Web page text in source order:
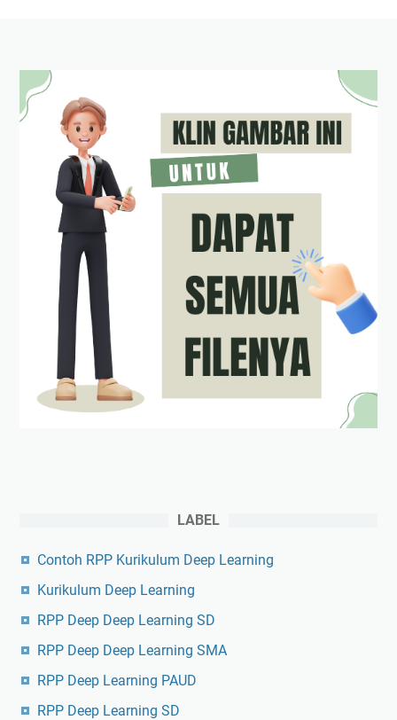
LABEL
Contoh RPP Kurikulum Deep Learning
Kurikulum Deep Learning
RPP Deep Deep Learning SD
RPP Deep Deep Learning SMA
RPP Deep Learning PAUD
RPP Deep Learning SD